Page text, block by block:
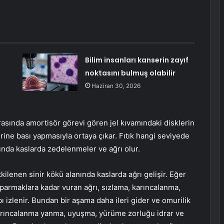
Bilim insanları kanserin zayıf
noktasını bulmuş olabilir
Haziran 30, 2026
amortisör görevi gören jel kıvamındaki disklerin
bası yapmasıyla ortaya çıkar. Fıtık hangi seviyede
kaslarda zedelenmeler ve ağrı olur.
sinir kökü alanında kaslarda ağrı gelişir. Eğer
kadar vuran ağrı, sızlama, karıncalanma,
izlenir. Bundan bir aşama daha ileri gider ve omurilik
yanma, uyuşma, yürüme zorluğu idrar ve